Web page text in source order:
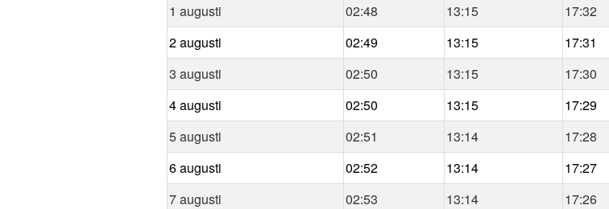
1 augusti
02:48 13:15 17:32
2 augusti
02:49 13:15 17:31
3 augusti
02:50 13:15 17:30
4 augusti
02:50 13:15 17:29
5 augusti
02:51 13:14 17:28
6 augusti
02:52 13:14 17:27
7 augusti
02:53 13:14 17:26